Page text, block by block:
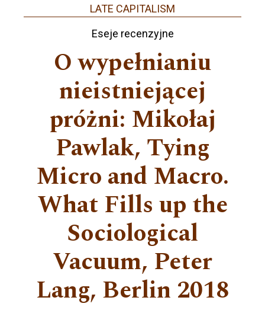
LATE CAPITALISM
Eseje recenzyjne
O wypełnianiu
nieistniejącej
próżni: Mikołaj
Pawlak, Tying
Micro and Macro.
What Fills up the
Sociological
Vacuum, Peter
Lang, Berlin 2018